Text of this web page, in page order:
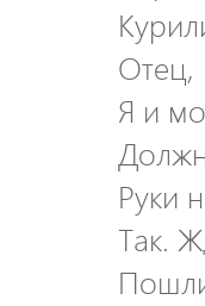
Отец,
Я и
Руки
Так.